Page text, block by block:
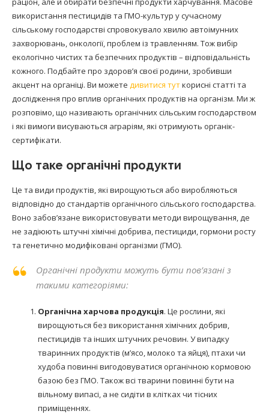
використання пестицидів та ГМО-культур у сучасному
сільському господарстві спровокувало хвилю автоімунних
захворювань, онкології, проблем із травленням. Тож вибір
екологічно чистих та безпечних продуктів – відповідальність
кожного. Подбайте про здоров’я своєї родини, зробивши
акцент на органіці. Ви можете дивитися туткорисні статті та
дослідження про вплив органічних продуктів на організм. Ми ж
розповімо, що називають органічних сільським господарством
і які вимоги висуваються аграріям, які отримують органік-
сертифікати.
Що таке органічні продукти
Це та види продуктів, які вирощуються або виробляються
відповідно до стандартів органічного сільського господарства.
Воно забов’язане використовувати методи вирощування, де
не задіюють штучні хімічні добрива, пестициди, гормони росту
та генетично модифіковані організми (ГМО).
Органічні продукти можуть бути пов’язані з
такими категоріями:
Органічна харчова продукція. Це рослини, які
вирощуються без використання хімічних добрив,
пестицидів та інших штучних речовин. У випадку
тваринних продуктів (м’ясо, молоко та яйця), птахи чи
худоба повинні вигодовуватися органічною кормовою
базою без ГМО. Також всі тварини повинні бути на
вільному випасі, а не сидіти в клітках чи тісних
приміщеннях.